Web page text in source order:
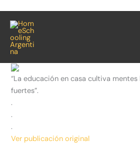
contenido
“La educación en
mentes lib…
“La educación en casa cultiva
fuertes”.
.
.
.
Ver publicación original